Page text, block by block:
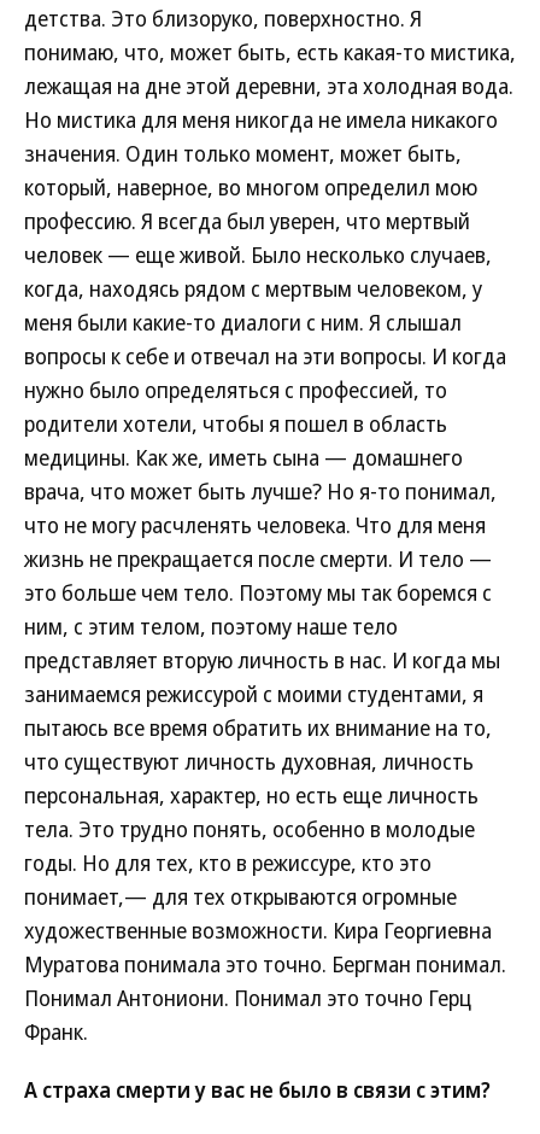
детства. Это близоруко, поверхностно. Я
понимаю, что, может быть, есть какая-то мистика,
лежащая на дне этой деревни, эта холодная вода.
Но мистика для меня никогда не имела никакого
значения. Один только момент, может быть,
который, наверное, во многом определил мою
профессию. Я всегда был уверен, что мертвый
человек — еще живой. Было несколько случаев,
когда, находясь рядом с мертвым человеком, у
меня были какие-то диалоги с ним. Я слышал
вопросы к себе и отвечал на эти вопросы. И когда
нужно было определяться с профессией, то
родители хотели, чтобы я пошел в область
медицины. Как же, иметь сына — домашнего
врача, что может быть лучше? Но я-то понимал,
что не могу расчленять человека. Что для меня
жизнь не прекращается после смерти. И тело —
это больше чем тело. Поэтому мы так боремся с
ним, с этим телом, поэтому наше тело
представляет вторую личность в нас. И когда мы
занимаемся режиссурой с моими студентами, я
пытаюсь все время обратить их внимание на то,
что существуют личность духовная, личность
персональная, характер, но есть еще личность
тела. Это трудно понять, особенно в молодые
годы. Но для тех, кто в режиссуре, кто это
понимает,— для тех открываются огромные
художественные возможности. Кира Георгиевна
Муратова понимала это точно. Бергман понимал.
Понимал Антониони. Понимал это точно Герц
Франк.
А страха смерти у вас не было в связи с этим?